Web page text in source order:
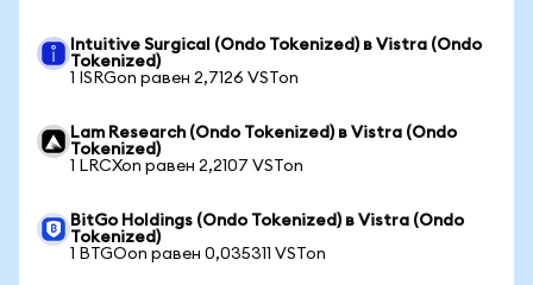
Intuitive Surgical (Ondo Tokenized) в Vistra (Ondo
Tokenized)
1 ISRGon равен 2,7126 VSTon
Lam Research (Ondo Tokenized) в Vistra (Ondo
Tokenized)
1 LRCXon равен 2,2107 VSTon
BitGo Holdings (Ondo Tokenized) в Vistra (Ondo
Tokenized)
1 BTGOon равен 0,035311 VSTon